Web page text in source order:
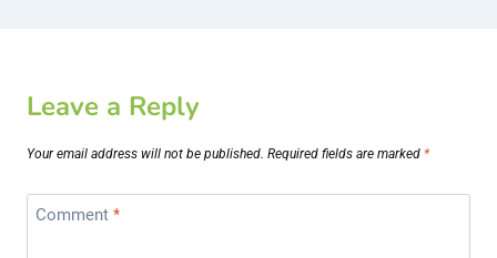
Leave a Reply
Your email address will not be published. Required fields are marked *
Comment *